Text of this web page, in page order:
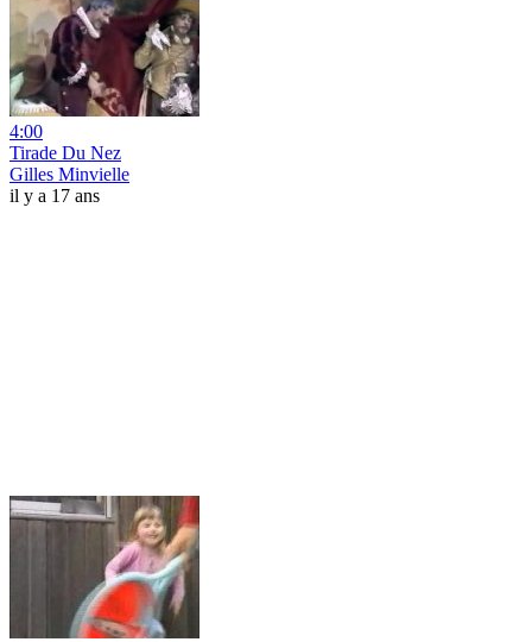
4:00
Tirade Du Nez
Gilles Minvielle
il y a 17 ans